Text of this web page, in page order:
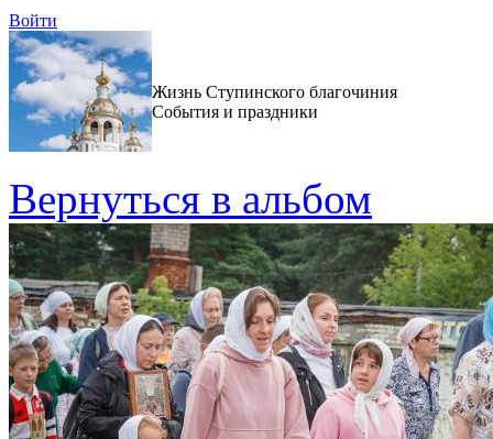
Войти
Жизнь Ступинского благочиния
События и праздники
Вернуться в альбом